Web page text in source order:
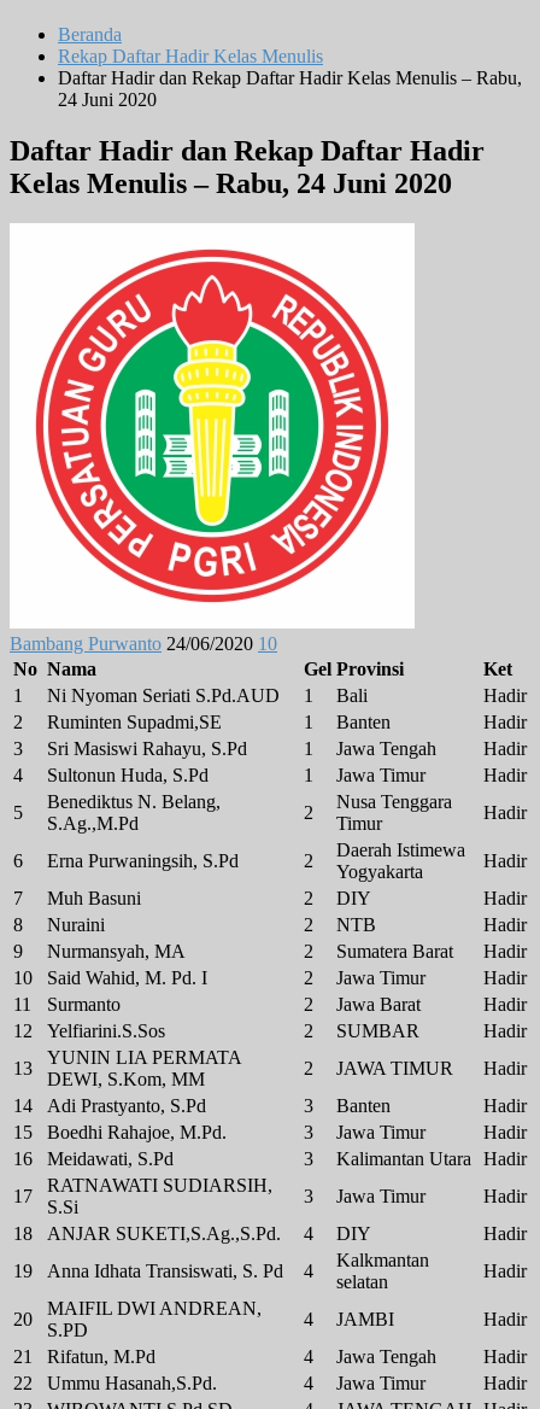
Beranda
Rekap Daftar Hadir Kelas Menulis
Daftar Hadir dan Rekap Daftar Hadir Kelas Menulis – Rabu,
24 Juni 2020
Daftar Hadir dan Rekap Daftar Hadir
Kelas Menulis – Rabu, 24 Juni 2020
Bambang Purwanto 24/06/2020 10
No Nama Gel Provinsi
Ket
1
Ni Nyoman Seriati S.Pd.AUD 1 Bali
Hadir
2
Ruminten Supadmi,SE 1 Banten
Hadir
3
Sri Masiswi Rahayu, S.Pd 1 Jawa Tengah
Hadir
4
Sultonun Huda, S.Pd 1 Jawa Timur
Hadir
5
Benediktus N. Belang,
S.Ag.,M.Pd
2
Nusa Tenggara
Timur
Hadir
6 Erna Purwaningsih, S.Pd 2
Daerah Istimewa
Yogyakarta
Hadir
7
Muh Basuni 2 DIY
Hadir
8
Nuraini 2 NTB
Hadir
9
Nurmansyah, MA 2 Sumatera Barat
Hadir
10
Said Wahid, M. Pd. I 2 Jawa Timur
Hadir
11
Surmanto 2 Jawa Barat
Hadir
12
Yelfiarini.S.Sos 2 SUMBAR
Hadir
13
YUNIN LIA PERMATA
DEWI, S.Kom, MM
2 JAWA TIMUR
Hadir
14
Adi Prastyanto, S.Pd 3 Banten
Hadir
15
Boedhi Rahajoe, M.Pd. 3 Jawa Timur
Hadir
16
Meidawati, S.Pd 3 Kalimantan Utara Hadir
17
RATNAWATI SUDIARSIH,
S.Si
3 Jawa Timur
Hadir
18
ANJAR SUKETI,S.Ag.,S.Pd. 4 DIY
Hadir
19
Anna Idhata Transiswati, S. Pd 4
Kalkmantan
selatan
Hadir
20
MAIFIL DWI ANDREAN,
S.PD
4 JAMBI
Hadir
21
Rifatun, M.Pd 4 Jawa Tengah
Hadir
22
Ummu Hasanah,S.Pd. 4 Jawa Timur
Hadir